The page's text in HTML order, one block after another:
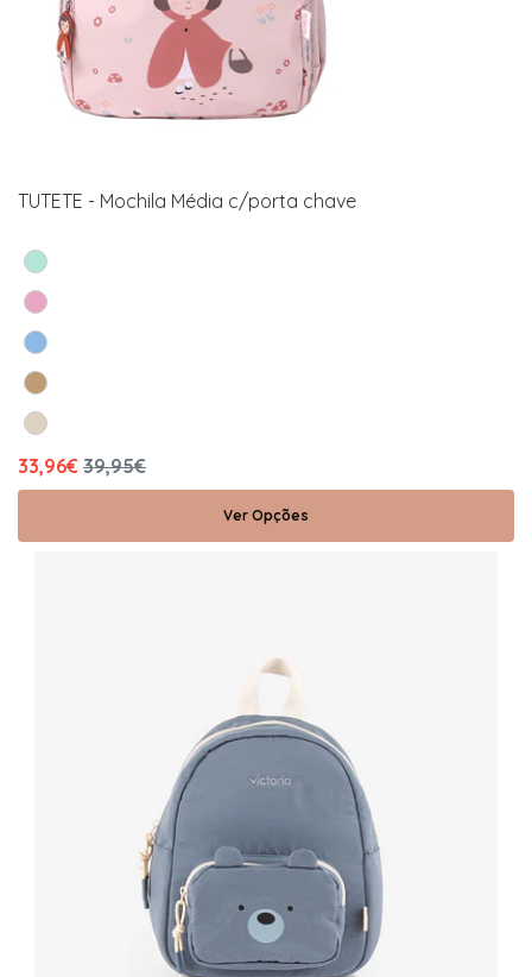
TUTETE - Mochila Média c/porta chave
33,96€ 39,95€
Ver Opções